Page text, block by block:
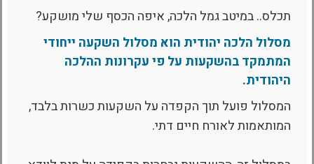
תכלס.. במיטב גמל הלכה, איפה הכסף שלי מושקע?
מסלול הלכה יהודית הוא מסלול השקעה ייחודי
המתמקד בהשקעות על פי עקרונות ההלכה
היהודית.
המסלול פועל תוך הקפדה על השקעות כשרות בלבד,
המותאמות לאורח חיים דתי.